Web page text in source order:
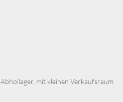
mit kleinen Verkaufsraum